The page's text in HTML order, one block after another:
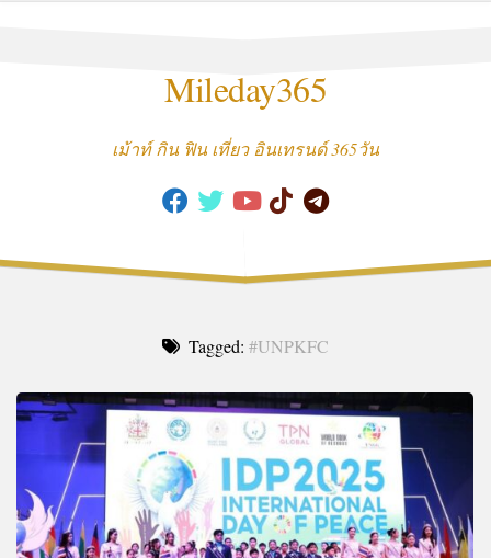
Mileday365
เม้าท์ กิน ฟิน เที่ยว อินเทรนด์ 365วัน
Tagged: #UNPKFC